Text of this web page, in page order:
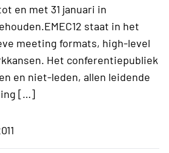
en met 31 januari in
staat in het
meeting formats, high-level
Het conferentiepubliek
en niet-leden, allen leidende
[…]